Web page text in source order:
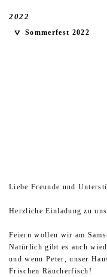
2022
Sommerfest 2022
Liebe Freunde und
Herzliche Einladung zu
Feiern wollen wir am
Natürlich gibt es auch
und wenn Peter, unser
Frischen Räucherfisch!